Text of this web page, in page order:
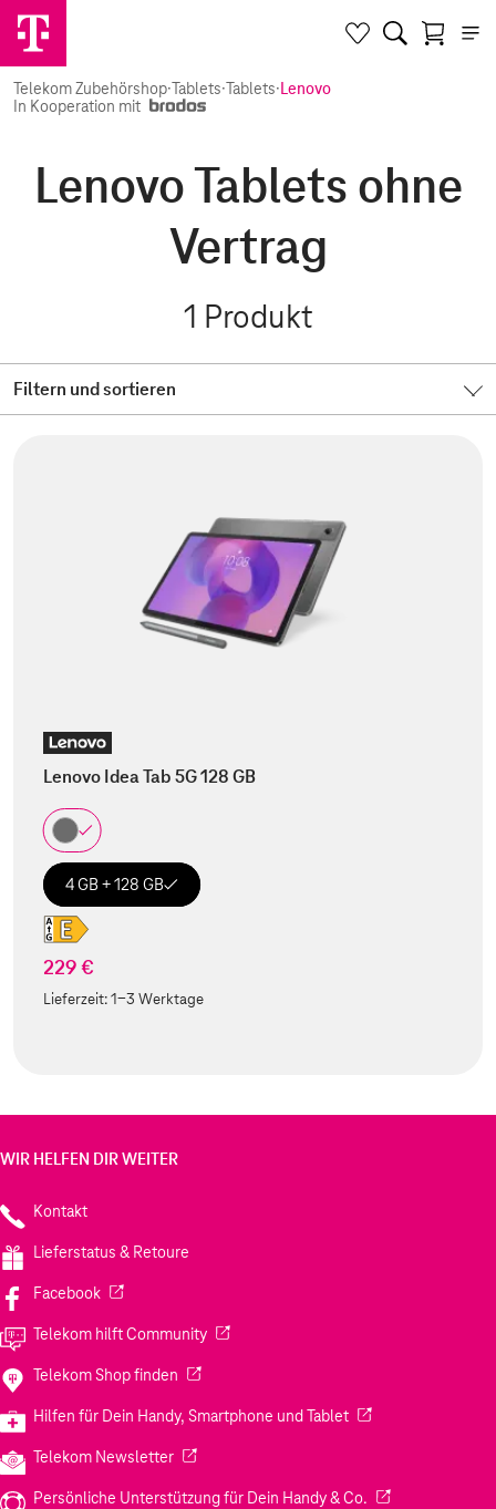
Telekom Zubehörshop·Tablets·Tablets·Lenovo
In Kooperation mit
Lenovo Tablets ohne
Vertrag
1 Produkt
Filtern und sortieren
Lenovo Idea Tab 5G 128 GB
4 GB + 128 GB
229 €
Lieferzeit:1-3 Werktage
WIR HELFEN DIR WEITER
Kontakt
Lieferstatus & Retoure
Facebook(Wird in einem neuen Tab geöffnet)
Telekom hilft Community(Wird in einem neuen Tab geöffnet)
Telekom Shop finden (Wird in einem neuen Tab geöffnet)
Hilfen für Dein Handy, Smartphone und Tablet(Wird in einem
Telekom Newsletter(Wird in einem neuen Tab geöffnet)
Persönliche Unterstützung für Dein Handy & Co. (Wird in einem